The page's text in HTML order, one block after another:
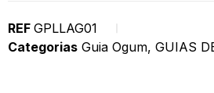
REF GPLLAG01
Categorias Guia Ogum, GUIAS